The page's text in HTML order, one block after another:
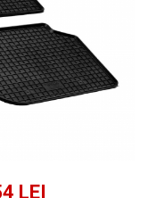
LEI